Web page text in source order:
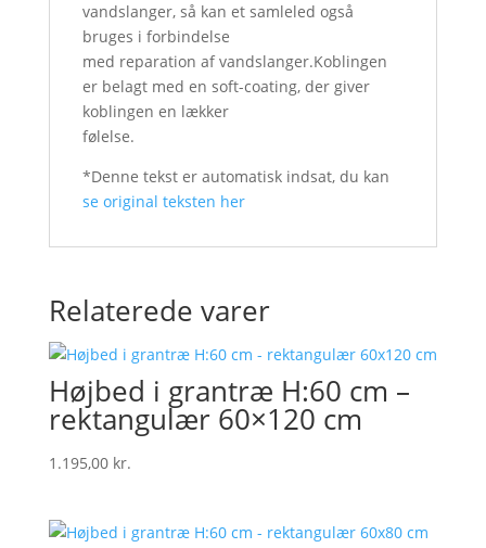
vandslanger, så kan et samleled også
bruges i forbindelse
med reparation af vandslanger.Koblingen
er belagt med en soft-coating, der giver
koblingen en lækker
følelse.
*Denne tekst er automatisk indsat, du kan
se original teksten her
Relaterede varer
Højbed i grantræ H:60 cm –
rektangulær 60×120 cm
1.195,00 kr.